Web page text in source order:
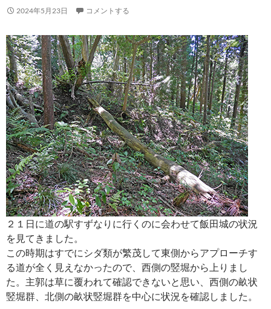
2024年5月23日 コメントする
２１日に道の駅すずなりに行くのに会わせて飯田城の状況
を見てきました。
この時期はすでにシダ類が繁茂して東側からアプローチす
る道が全く見えなかったので、西側の竪堀から上りまし
た。主郭は草に覆われて確認できないと思い、西側の畝状
竪堀群、北側の畝状竪堀群を中心に状況を確認しました。